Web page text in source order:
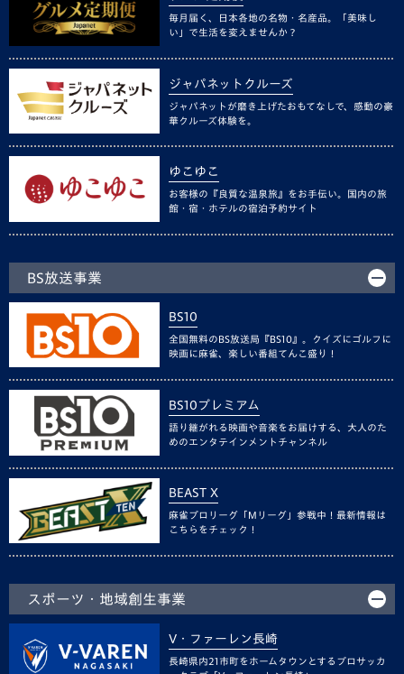
毎月届く、日本各地の名物・名産品。「美味し
い」で生活を変えませんか？
ジャパネットクルーズ
ジャパネットが磨き上げたおもてなしで、感動の豪
華クルーズ体験を。
ゆこゆこ
お客様の『良質な温泉旅』をお手伝い。国内の旅
館・宿・ホテルの宿泊予約サイト
BS放送事業
BS10
全国無料のBS放送局『BS10』。クイズにゴルフに
映画に麻雀、楽しい番組てんこ盛り！
BS10プレミアム
語り継がれる映画や音楽をお届けする、大人のた
めのエンタテインメントチャンネル
BEAST X
麻雀プロリーグ「Mリーグ」参戦中！最新情報は
こちらをチェック！
スポーツ・地域創生事業
V・ファーレン長崎
長崎県内21市町をホームタウンとするプロサッカ